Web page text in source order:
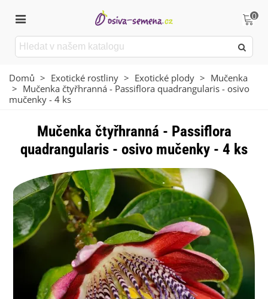
0
Domů > Exotické rostliny > Exotické plody > Mučenka
> Mučenka čtyřhranná - Passiflora quadrangularis - osivo
mučenky - 4 ks
Mučenka čtyřhranná - Passiflora
quadrangularis - osivo mučenky - 4 ks